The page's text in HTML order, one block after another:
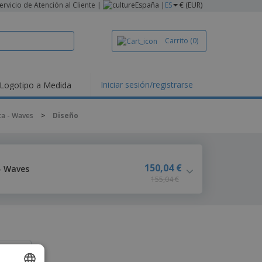
de Atención al Cliente | España | ES € (EUR)
Carrito (0)
Logotipo a Medida Iniciar sesión/registrarse
- Waves > Diseño
150,04 €
155,04 €